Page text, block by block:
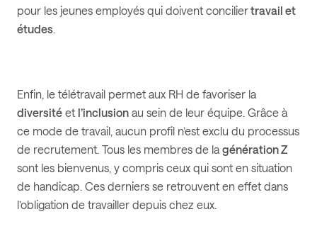
pour les jeunes employés qui doivent conciliertravail et
études.
Enfin, le télétravail permet aux RH de favoriser la
diversité et l’inclusion au sein de leur équipe. Grâce à
ce mode de travail, aucun profil n’est exclu du processus
de recrutement. Tous les membres de la génération Z
sont les bienvenus, y compris ceux qui sont en situation
de handicap. Ces derniers se retrouvent en effet dans
l’obligation de travailler depuis chez eux.